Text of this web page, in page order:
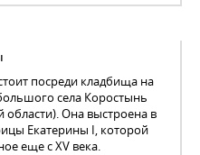
посреди кладбища на
села Коростынь
Она выстроена в
Екатерины I, которой
еще с XV века.